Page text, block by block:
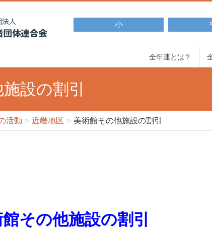
小
全年連とは？
設の割引
活動 近畿地区 美術館その他施設の割引
その他施設の割引